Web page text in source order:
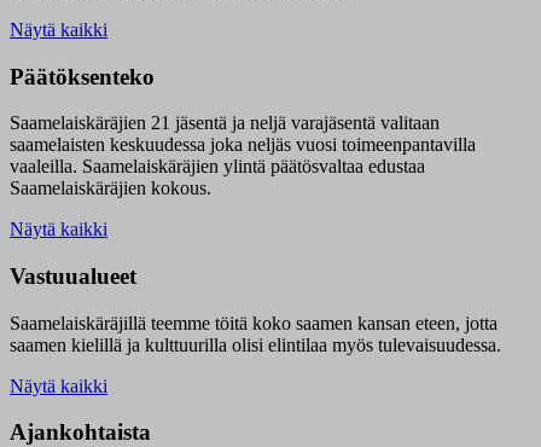
Näytä kaikki
Päätöksenteko
Saamelaiskäräjien 21 jäsentä ja neljä varajäsentä valitaan
saamelaisten keskuudessa joka neljäs vuosi toimeenpantavilla
vaaleilla. Saamelaiskäräjien ylintä päätösvaltaa edustaa
Saamelaiskäräjien kokous.
Näytä kaikki
Vastuualueet
Saamelaiskäräjillä teemme töitä koko saamen kansan eteen, jotta
saamen kielillä ja kulttuurilla olisi elintilaa myös tulevaisuudessa.
Näytä kaikki
Ajankohtaista